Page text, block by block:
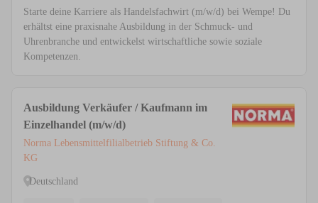
Starte deine Karriere als Handelsfachwirt (m/w/d) bei Wempe! Du
erhältst eine praxisnahe Ausbildung in der Schmuck- und
Uhrenbranche und entwickelst wirtschaftliche sowie soziale
Kompetenzen.
Ausbildung Verkäufer / Kaufmann im
Einzelhandel (m/w/d)
Norma Lebensmittelfilialbetrieb Stiftung & Co.
KG
Deutschland